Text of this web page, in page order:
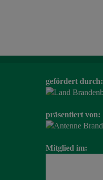
gefördert durch:
präsentiert von:
Mitglied im: